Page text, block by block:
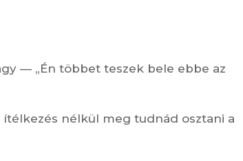
— „Én többet teszek bele ebbe az
nélkül meg tudnád osztani a